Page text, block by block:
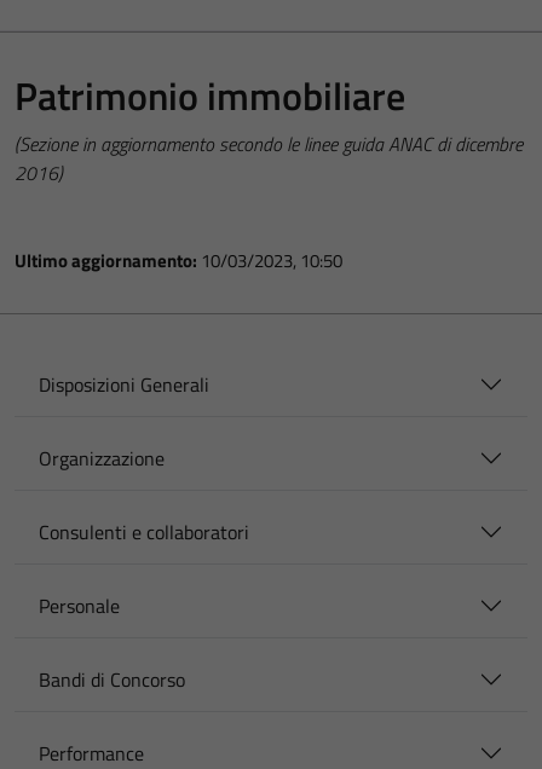
Patrimonio immobiliare
(Sezione in aggiornamento secondo le linee guida ANAC di dicembre
2016)
Ultimo aggiornamento: 10/03/2023, 10:50
Disposizioni Generali
Organizzazione
Consulenti e collaboratori
Personale
Bandi di Concorso
Performance